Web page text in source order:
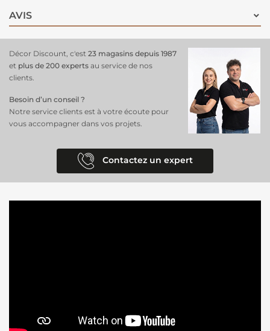
AVIS
Décor Discount, c'est 23 magasins depuis 1987
et plus de 200 experts au service de nos
clients.
Besoin d’un conseil ?
Notre service clients est à votre écoute pour
vous accompagner dans vos projets.
Contactez un expert